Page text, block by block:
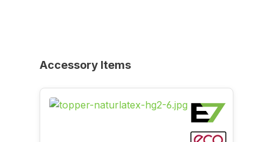
Produktgalerie überspringen
Accessory Items